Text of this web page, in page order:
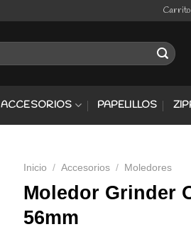
Carrito
ACCESORIOS PAPELILLOS
Inicio / Accesorios / Moledores
Moledor Grinder
56mm